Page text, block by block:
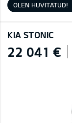
OLEN HUVITATUD!
KIA STONIC
22 041 €